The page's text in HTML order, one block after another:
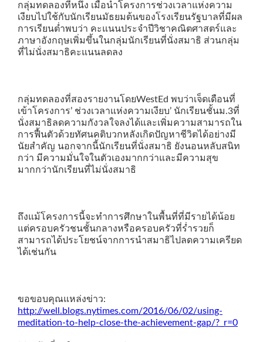
กลุ่มทดลองที่หนึ่ง เมื่อนำโครงการช่วงเวลาแห่งความ
เงียบไปใช้กับนักเรียนมัธยมต้นของโรงเรียนรัฐบาลที่มีผล
การเรียนต่ำพบว่า คะแนนประจำปีวิชาคณิตศาสตร์และ
ภาษาอังกฤษเพิ่มขึ้นในกลุ่มนักเรียนที่นั่งสมาธิ ส่วนกลุ่ม
ที่ไม่นั่งสมาธิคะแนนลดลง
กลุ่มทดลองที่สองรายงานโดยWestEd พบว่าเจ็ดเดือนที่
เข้าโครงการ’ ช่วงเวลาแห่งความเงียบ’ นักเรียนชั้นม.3ที่
นั่งสมาธิลดความกังวลใจลงได้และเพิ่มความสามารถใน
การฟื้นตัวด้วยทัศนคติบวกหลังเกิดปัญหาชีวิตได้อย่างมี
นัยสำคัญ นอกจากนี้นักเรียนที่นั่งสมาธิ ยังนอนหลับสนิท
กว่า มีความมั่นใจในตัวเองมากกว่าและมีความสุข
มากกว่านักเรียนที่ไม่นั่งสมาธิ
ถึงแม้โครงการนี้จะทำการศึกษาในพื้นที่ที่มีรายได้น้อย
แต่ครอบครัวชนชั้นกลางหรือครอบครัวที่ร่ำรวยก็
สามารถได้ประโยชน์จากการนำสมาธิไปลดความเครียด
ได้เช่นกัน
ขอขอบคุณแหล่งข่าว:
http://well.blogs.nytimes.com/2016/06/02/using-
meditation-to-help-close-the-achievement-gap/?_r=0